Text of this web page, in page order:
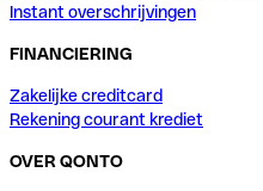
Instant overschrijvingen
FINANCIERING
Zakelijke creditcard
Rekening courant krediet
OVER QONTO